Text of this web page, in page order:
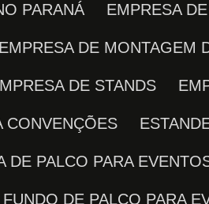
PARANÁ EMPRESA
EMPRESA DE MONTAGEM
EMPRESA DE STANDS
CONVENÇÕES
DE PALCO PARA
FUNDO DE PALCO PARA